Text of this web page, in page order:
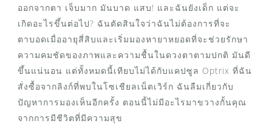
ออกจากตา เจ็บมาก มันบาด แสบ! และฉันยังเด็ก แต่จะ
เกิดอะไรขึ้นต่อไป? ฉันตัดสินใจว่าฉันไม่ต้องการที่จะ
ตาบอดเมื่ออายุสี่สิบและเริ่มมองหายาหยอดที่จะช่วยรักษา
ความคมชัดของภาพและความชื้นในดวงตาตามปกติ มันดี
ขึ้นแน่นอน แต่ทั้งหมดนี้เทียบไม่ได้กับแคปซูล Optrix ที่ฉัน
สั่งซื้อจากลิงก์ที่พบในโซเชียลเน็ตเวิร์ก ฉันลืมเกี่ยวกับ
ปัญหาการมองเห็นอีกครั้ง ตอนนี้ไม่มีอะไรมาขวางกั้นคุณ
จากการมีชีวิตที่มีความสุข